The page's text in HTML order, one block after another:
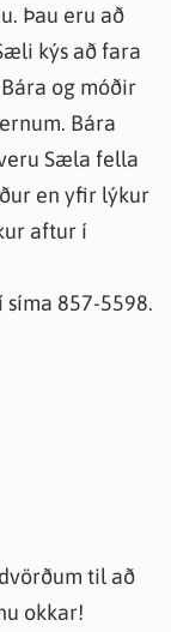
Þau eru að
kýs að fara
og móðir
Bára
Sæla fella
en yfir lýkur
aftur í
857-5598.
til að
okkar!